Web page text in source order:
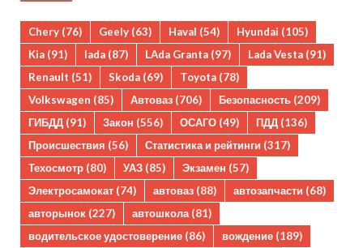
Chery (76) Geely (63) Haval (54) Hyundai (105)
Kia (91) lada (87) LAda Granta (97) Lada Vesta (91)
Renault (51) Skoda (69) Toyota (78)
Volkswagen (85) Автоваз (706) Безопасность (209)
ГИБДД (91) Закон (556) ОСАГО (49) ПДД (136)
Происшествия (56) Статистика и рейтинги (317)
Техосмотр (80) УАЗ (85) Экзамен (57)
Электросамокат (74) автоваз (88) автозапчасти (68)
авторынок (227) автошкола(81)
водительское удостоверение (86) вождение (189)